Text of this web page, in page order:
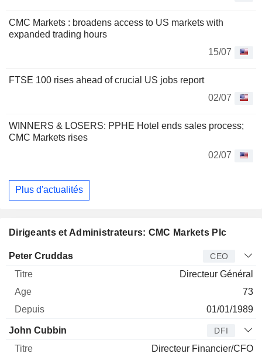
CMC Markets : broadens access to US markets with
expanded trading hours
15/07
FTSE 100 rises ahead of crucial US jobs report
02/07
WINNERS & LOSERS: PPHE Hotel ends sales process;
CMC Markets rises
02/07
Plus d'actualités
Dirigeants et Administrateurs: CMC Markets Plc
Dirigeant Titre
Peter Cruddas CEO
Directeur Général
73
01/01/1989
John Cubbin DFI
Directeur Financier/CFO